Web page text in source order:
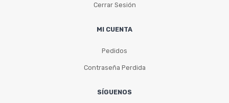
Cerrar Sesión
MI CUENTA
Pedidos
Contraseña Perdida
SÍGUENOS